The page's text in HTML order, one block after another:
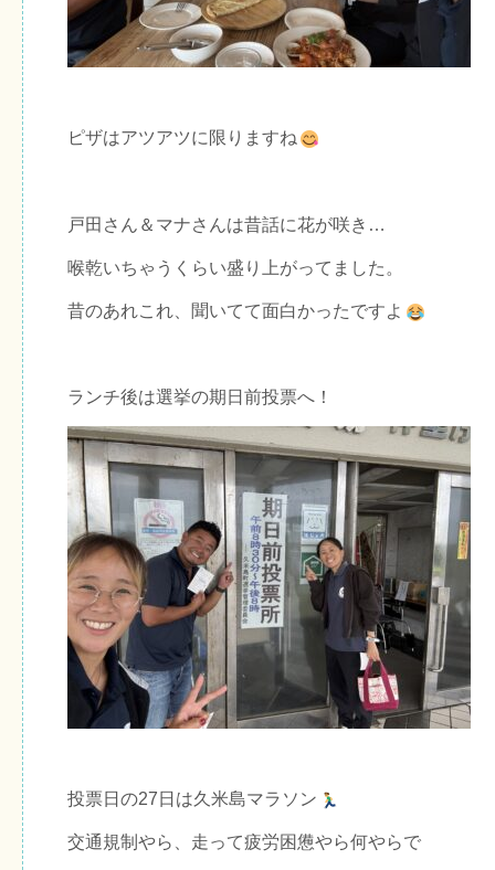
ピザはアツアツに限りますね
戸田さん＆マナさんは昔話に花が咲き…
喉乾いちゃうくらい盛り上がってました。
昔のあれこれ、聞いてて面白かったですよ
ランチ後は選挙の期日前投票へ！
投票日の27日は久米島マラソン
交通規制やら、走って疲労困憊やら何やらで